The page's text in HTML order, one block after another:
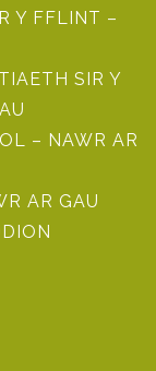
Y FFLINT –
SIR Y
– NAWR AR
AR GAU